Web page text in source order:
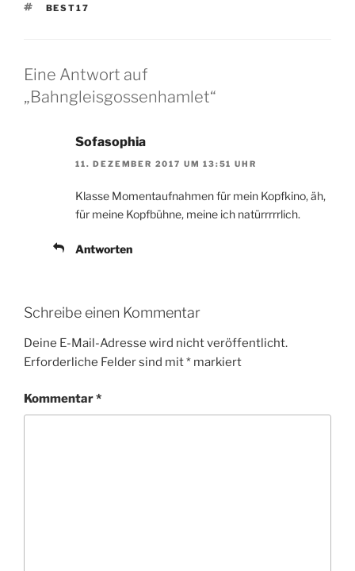
SCHLAGWÖRTER
BEST17
Eine Antwort auf
„Bahngleisgossenhamlet“
Sofasophia
11. DEZEMBER 2017 UM 13:51 UHR
Klasse Momentaufnahmen für mein Kopfkino, äh,
für meine Kopfbühne, meine ich natürrrrrlich.
Antworten
Schreibe einen Kommentar
Deine E-Mail-Adresse wird nicht veröffentlicht.
Erforderliche Felder sind mit* markiert
Kommentar*